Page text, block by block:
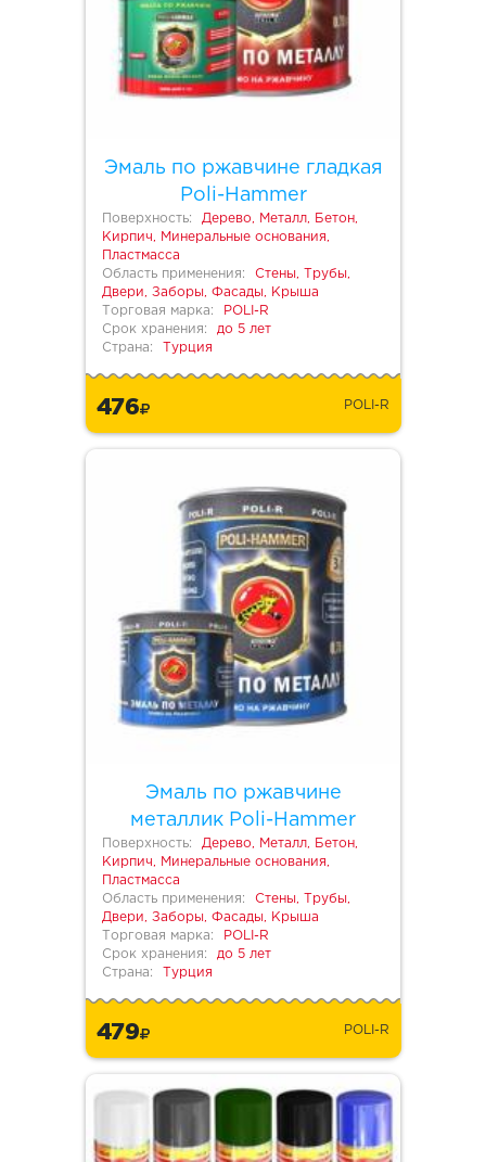
Эмаль по ржавчине гладкая
Poli-Hammer
Поверхность:
Дерево, Металл, Бетон,
Кирпич, Минеральные основания,
Пластмасса
Область применения:
Стены, Трубы,
Двери, Заборы, Фасады, Крыша
Торговая марка:
POLI-R
Срок хранения:
до 5 лет
Страна:
Турция
476 POLI-R
Эмаль по ржавчине
металлик Poli-Hammer
Поверхность:
Дерево, Металл, Бетон,
Кирпич, Минеральные основания,
Пластмасса
Область применения:
Стены, Трубы,
Двери, Заборы, Фасады, Крыша
Торговая марка:
POLI-R
Срок хранения:
до 5 лет
Страна:
Турция
479 POLI-R